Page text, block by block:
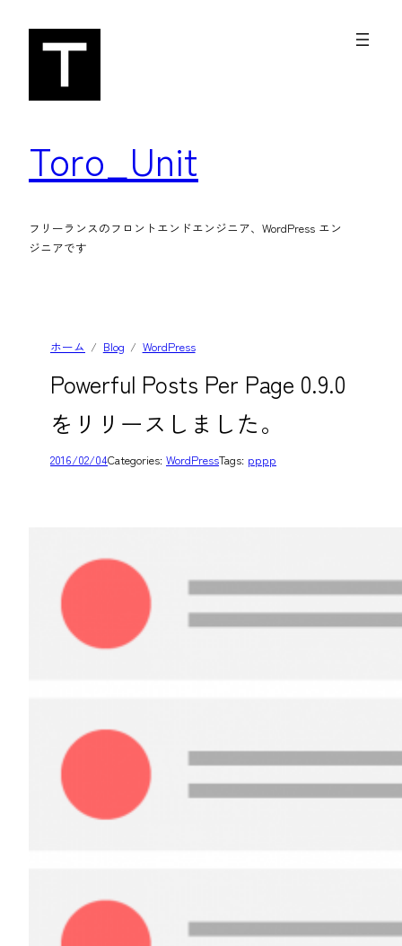
Toro_Unit
フリーランスのフロントエンドエンジニア、WordPress エン
ジニアです
ホーム Blog WordPress
Powerful Posts Per Page 0.9.0
をリリースしました。
2016/02/04Categories: WordPressTags: pppp